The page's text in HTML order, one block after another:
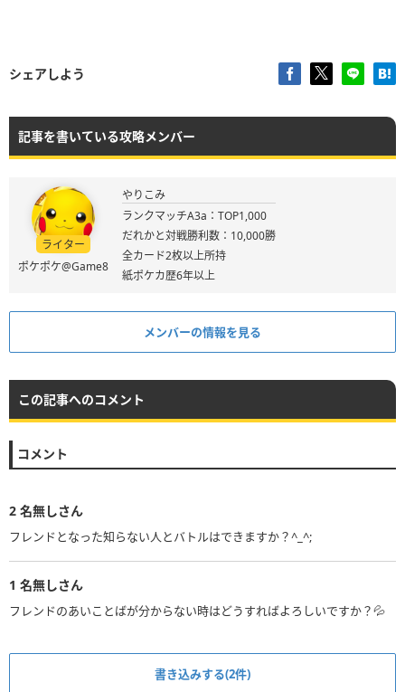
シェアしよう
記事を書いている攻略メンバー
ライター
ポケポケ@Game8
やりこみ
ランクマッチA3a：TOP1,000
だれかと対戦勝利数：10,000勝
全カード2枚以上所持
紙ポケカ歴6年以上
メンバーの情報を見る
この記事へのコメント
コメント
2 名無しさん
フレンドとなった知らない人とバトルはできますか？^_^;
1 名無しさん
フレンドのあいことばが分からない時はどうすればよろしいですか？💦
書き込みする(2件)